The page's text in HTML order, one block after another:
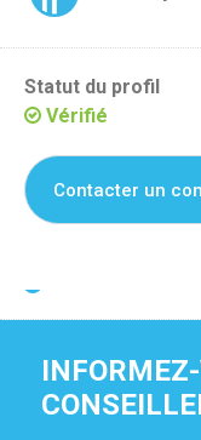
Statut du profil
Vérifié
Contacter un